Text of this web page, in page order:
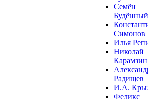
Семён
Будённый
Симонов
Илья
Николай
Карамзин
Радищев
И.А.
Феликс